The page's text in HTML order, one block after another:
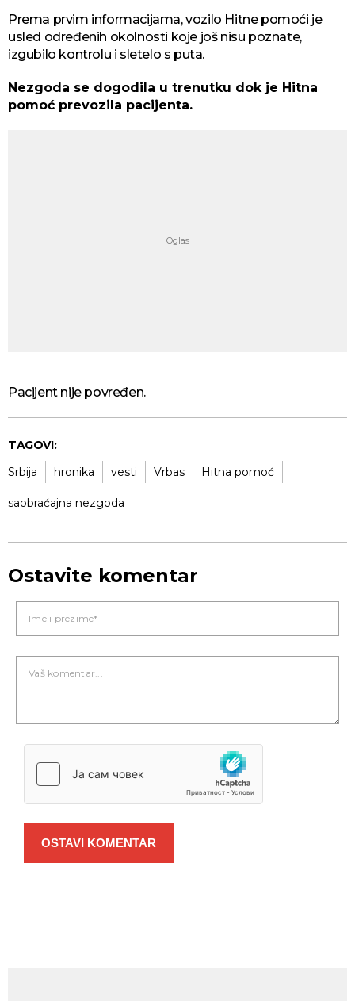
Prema prvim informacijama, vozilo Hitne pomoći je
usled određenih okolnosti koje još nisu poznate,
izgubilo kontrolu i sletelo s puta.
Nezgoda se dogodila u trenutku dok je Hitna
pomoć prevozila pacijenta.
Pacijent nije povređen.
TAGOVI:
Srbija
hronika vesti Vrbas Hitna pomoć
saobraćajna nezgoda
Ostavite komentar
OSTAVI KOMENTAR